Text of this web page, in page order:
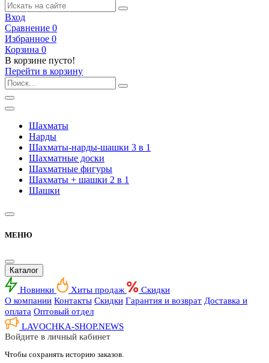
Вход
Сравнение 0
Избранное 0
Корзина 0
В корзине пусто!
Перейти в корзину
Шахматы
Нарды
Шахматы-нарды-шашки 3 в 1
Шахматные доски
Шахматные фигуры
Шахматы + шашки 2 в 1
Шашки
МЕНЮ
Каталог
Новинки Хиты продаж
Скидки
О компании Контакты Скидки Гарантия и возврат Доставка и
оплата Оптовый отдел
LAVOCHKA-SHOP.NEWS
Войдите в личный кабинет
Чтобы сохранять историю заказов.